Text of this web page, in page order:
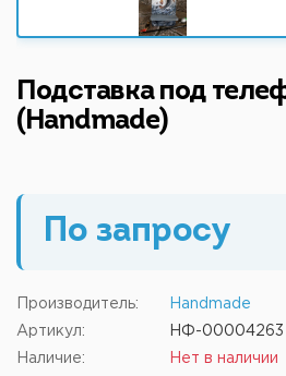
Подставка под
(Handmade)
По запросу
Производитель: Handmade
Артикул: НФ-00004263
Наличие: Нет в наличии